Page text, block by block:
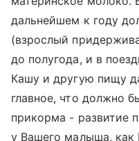
дальнейшем к году
(взрослый
до полугода, и в
Кашу и другую пищу
главное, что должно
прикорма - развитие
у Вашего малыша, как